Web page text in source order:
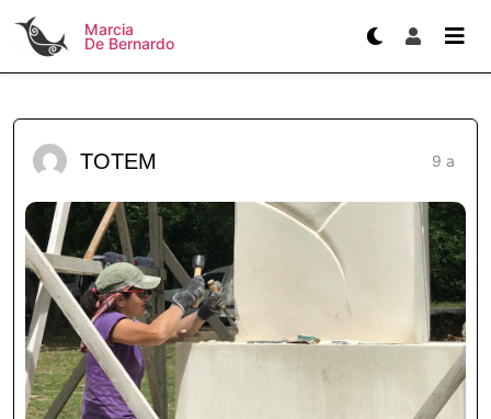
Marcia
De Bernardo
TOTEM 9 a